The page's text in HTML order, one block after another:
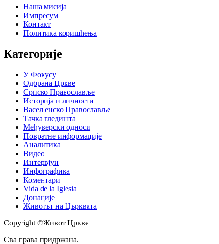
Наша мисија
Импресум
Контакт
Политика коришћења
Категорије
У Фокусу
Одбрана Цркве
Српско Православље
Историја и личности
Васељенско Православље
Тачка гледишта
Међуверски односи
Повратне информације
Аналитика
Видео
Интервјуи
Инфографика
Коментари
Vida de la Iglesia
Донације
Животът на Църквата
Copyright ©Живот Цркве
Сва права придржана.